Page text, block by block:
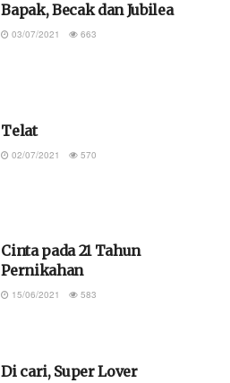
Bapak, Becak dan Jubilea
03/07/2021 663
Telat
02/07/2021 570
Cinta pada 21 Tahun
Pernikahan
15/06/2021 583
Di cari, Super Lover